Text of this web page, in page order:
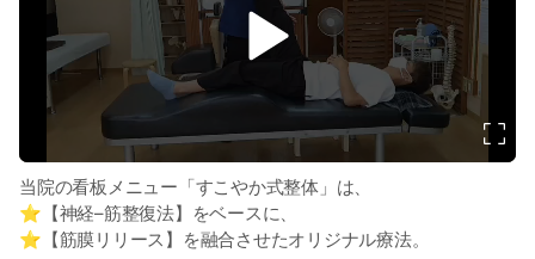
e
当院の看板メニュー「すこやか式整体」は、
⭐️【神経–筋整復法】をベースに、
⭐️【筋膜リリース】を融合させたオリジナル療法。